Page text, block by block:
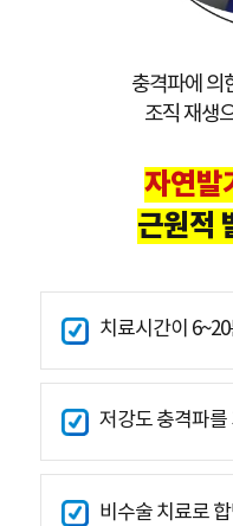
충격파에 의
조직 재생
자연발
근원적
치료시간이
저강도 충격파를
비수술 치료로